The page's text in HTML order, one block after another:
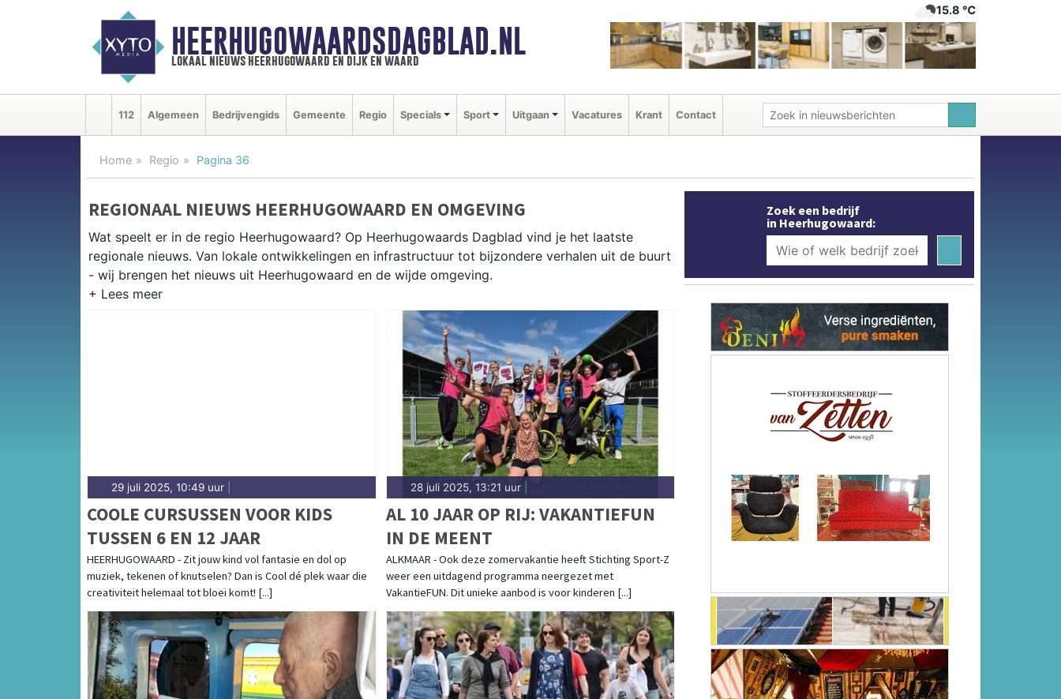
HEERHUGOWAARDSDAGBLAD.NL
lokaal nieuws heerhugowaard en dijk en waard
15.8 ℃
112 Algemeen Bedrijvengids Gemeente Regio Specials Sport Uitgaan Vacatures Krant Contact
Home Regio Pagina 36
REGIONAAL NIEUWS HEERHUGOWAARD EN OMGEVING
Wat speelt er in de regio Heerhugowaard? Op Heerhugowaards Dagblad vind je het laatste
regionale nieuws. Van lokale ontwikkelingen en infrastructuur tot bijzondere verhalen uit de buurt
- wij brengen het nieuws uit Heerhugowaard en de wijde omgeving.
Onze redactie kent de regio als geen ander en brengt dagelijks het belangrijkste lokale nieuws uit
Heerhugowaard en omliggende plaatsen bij jou thuis.
29 juli 2025, 10:49 uur
COOLE CURSUSSEN VOOR KIDS
TUSSEN 6 EN 12 JAAR
HEERHUGOWAARD - Zit jouw kind vol fantasie en dol op
muziek, tekenen of knutselen? Dan is Cool dé plek waar die
creativiteit helemaal tot bloei komt! [...]
28 juli 2025, 13:21 uur|
AL 10 JAAR OP RIJ: VAKANTIEFUN
IN DE MEENT
ALKMAAR - Ook deze zomervakantie heeft Stichting Sport-Z
weer een uitdagend programma neergezet met
VakantieFUN. Dit unieke aanbod is voor kinderen [...]
Zoek een bedrijf
in Heerhugowaard: